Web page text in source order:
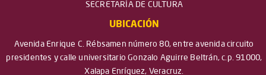
SECRETARÍA DE CULTURA
UBICACIÓN
Avenida Enrique C. Rébsamen número 80, entre avenida circuito
presidentes y calle universitario Gonzalo Aguirre Beltrán, c.p. 91000,
Xalapa Enríquez, Veracruz.